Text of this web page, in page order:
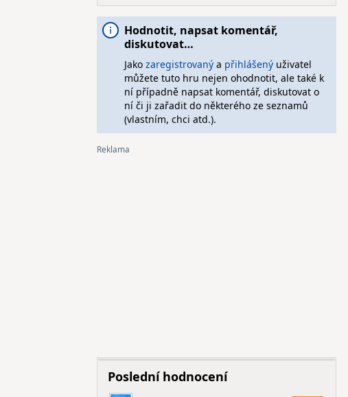
Hodnotit, napsat komentář,
diskutovat…
Jako zaregistrovanýa přihlášenýuživatel
můžete tuto hru nejen ohodnotit, ale také k
ní případně napsat komentář, diskutovat o
ní či ji zařadit do některého ze seznamů
(vlastním, chci atd.).
Poslední hodnocení